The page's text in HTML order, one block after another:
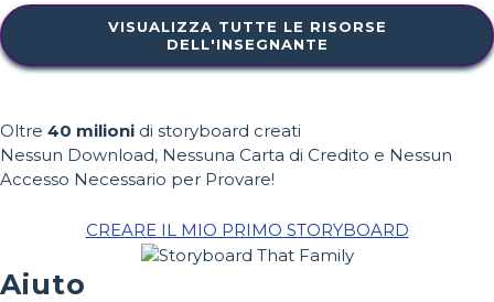
VISUALIZZA TUTTE LE RISORSE
DELL'INSEGNANTE
Oltre 40 milioni di storyboard creati
Nessun Download, Nessuna Carta di Credito e Nessun
Accesso Necessario per Provare!
CREARE IL MIO PRIMO STORYBOARD
Aiuto